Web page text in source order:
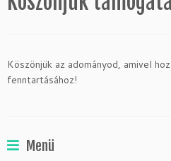
Köszönjük az adományod, amivel
fenntartásához!
Menü